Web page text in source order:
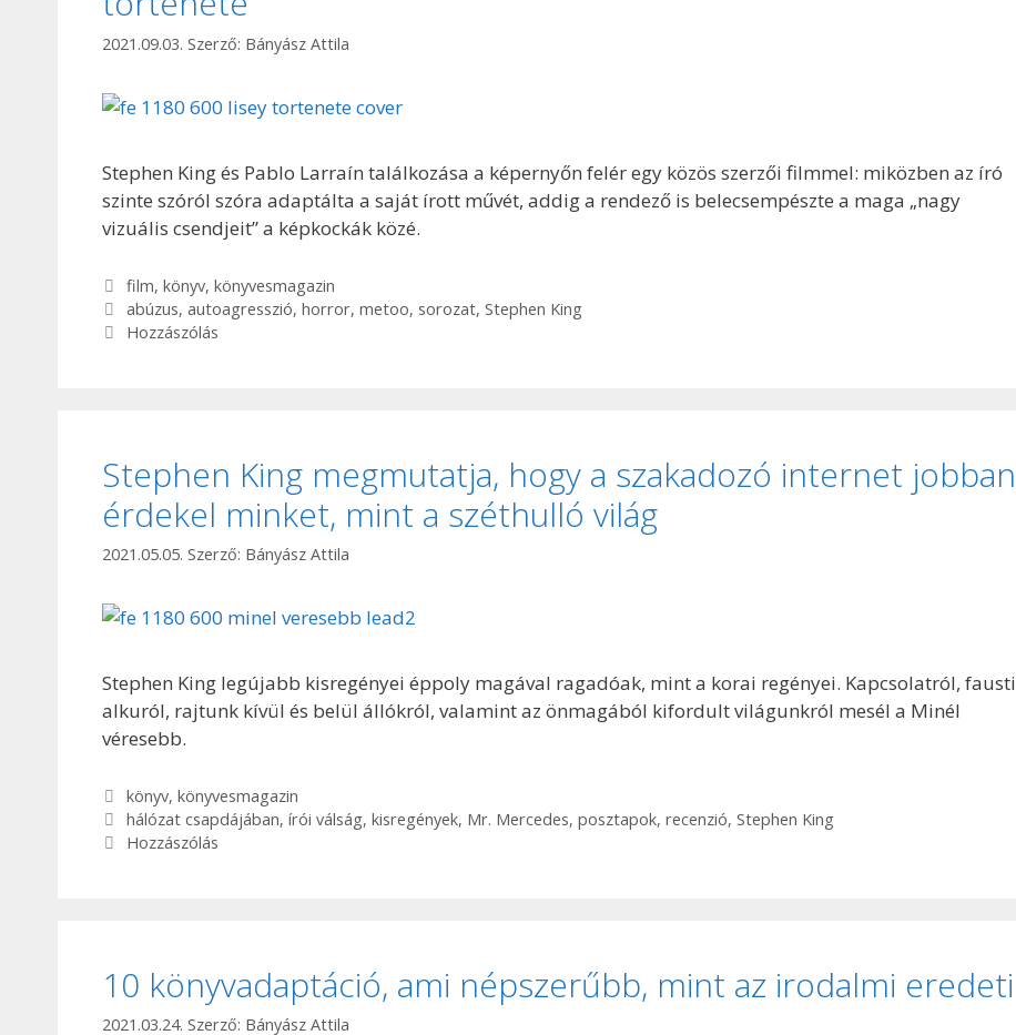
2021.09.03. Szerző: Bányász Attila
Stephen King és Pablo Larraín találkozása a képernyőn felér egy közös szerzői filmmel: miközben az író
szinte szóról szóra adaptálta a saját írott művét, addig a rendező is belecsempészte a maga „nagy
vizuális csendjeit” a képkockák közé.
Kategória
film, könyv, könyvesmagazin
Címkék
abúzus, autoagresszió, horror, metoo, sorozat, Stephen King
Hozzászólás
Stephen King megmutatja, hogy a szakadozó internet jobban
érdekel minket, mint a széthulló világ
2021.05.05. Szerző: Bányász Attila
Stephen King legújabb kisregényei éppoly magával ragadóak, mint a korai regényei. Kapcsolatról, fausti
alkuról, rajtunk kívül és belül állókról, valamint az önmagából kifordult világunkról mesél a Minél
véresebb.
Kategória
könyv, könyvesmagazin
Címkék
hálózat csapdájában, írói válság, kisregények, Mr. Mercedes, posztapok, recenzió, Stephen King
Hozzászólás
10 könyvadaptáció, ami népszerűbb, mint az irodalmi eredeti
2021.03.24. Szerző: Bányász Attila